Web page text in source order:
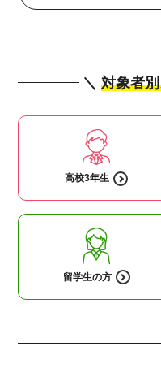
＼ 対象者
高校3年生
留学生の方